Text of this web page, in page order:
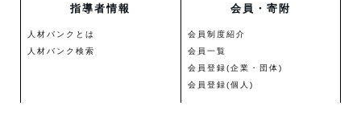
指導者情報
人材バンクとは
人材バンク検索
会員・寄附
会員制度紹介
会員一覧
会員登録(企業・団体)
会員登録(個人)